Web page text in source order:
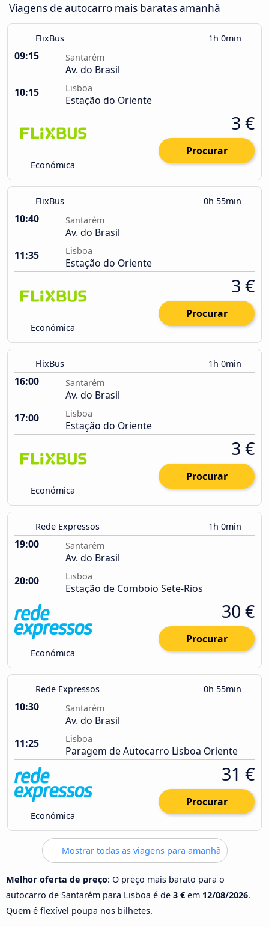
Viagens de autocarro mais baratas amanhã
FlixBus 1h 0min
09:15 Santarém
Av. do Brasil
10:15
Lisboa
Estação do Oriente
Económica
3 €
Procurar
FlixBus 0h 55min
10:40 Santarém
Av. do Brasil
11:35
Lisboa
Estação do Oriente
Económica
3 €
Procurar
FlixBus 1h 0min
16:00 Santarém
Av. do Brasil
17:00
Lisboa
Estação do Oriente
Económica
3 €
Procurar
Rede Expressos 1h 0min
19:00 Santarém
Av. do Brasil
20:00
Lisboa
Estação de Comboio Sete-Rios
Económica
30 €
Procurar
Rede Expressos 0h 55min
10:30 Santarém
Av. do Brasil
11:25
Lisboa
Paragem de Autocarro Lisboa Oriente
Económica
31 €
Procurar
Mostrar todas as viagens para amanhã
Melhor oferta de preço: O preço mais barato para o
autocarro de Santarém para Lisboa é de 3 € em 12/08/2026.
Quem é flexível poupa nos bilhetes.